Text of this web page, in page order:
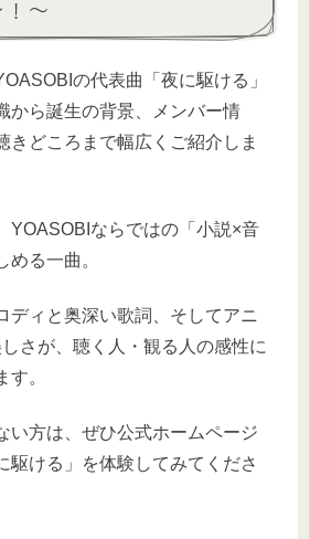
～
の代表曲「夜に駆ける」
から誕生の背景、メンバー情
きどころまで幅広くご紹介しま
YOASOBIならではの「小説×音
める一曲。
ディと奥深い歌詞、そしてアニ
さが、聴く人・観る人の感性に
。
い方は、ぜひ公式ホームページ
駆ける」を体験してみてくださ